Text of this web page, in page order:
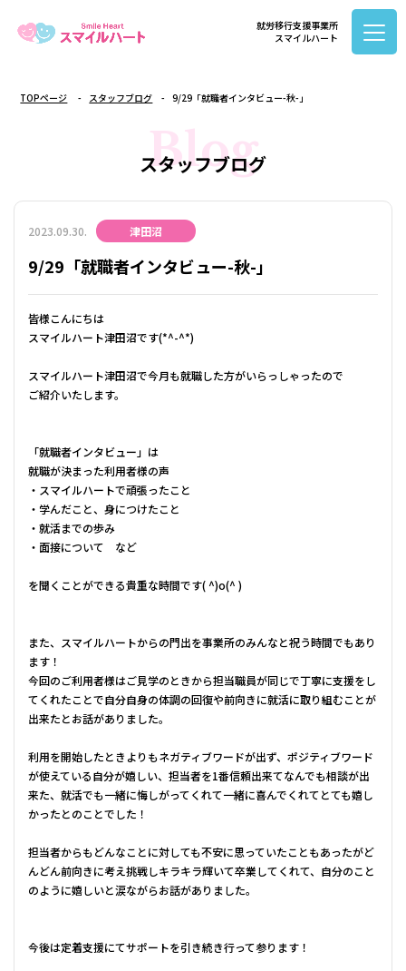
就労移行支援事業所
スマイルハート
TOPページ スタッフブログ 9/29「就職者インタビュー-秋-」
スタッフブログ
Blog
2023.09.30. 津田沼
9/29「就職者インタビュー-秋-」
皆様こんにちは
スマイルハート津田沼です(*^-^*)
スマイルハート津田沼で今月も就職した方がいらっしゃったので
ご紹介いたします。
「就職者インタビュー」は
就職が決まった利用者様の声
・スマイルハートで頑張ったこと
・学んだこと、身につけたこと
・就活までの歩み
・面接について など
を聞くことができる貴重な時間です( ^)o(^ )
また、スマイルハートからの門出を事業所のみんなと祝う時間でもあり
ます！
今回のご利用者様はご見学のときから担当職員が同じで丁寧に支援をし
てくれたことで自分自身の体調の回復や前向きに就活に取り組むことが
出来たとお話がありました。
利用を開始したときよりもネガティブワードが出ず、ポジティブワード
が使えている自分が嬉しい、担当者を1番信頼出来てなんでも相談が出
来た、就活でも一緒に悔しがってくれて一緒に喜んでくれてとても嬉し
かったとのことでした！
担当者からもどんなことに対しても不安に思っていたこともあったがど
んどん前向きに考え挑戦しキラキラ輝いて卒業してくれて、自分のこと
のように嬉しいと涙ながらお話がありました。
今後は定着支援にてサポートを引き続き行って参ります！